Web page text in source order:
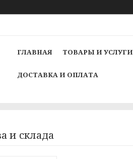
ГЛАВНАЯ ТОВАРЫ И УСЛУГИ
ДОСТАВКА И ОПЛАТА
и склада